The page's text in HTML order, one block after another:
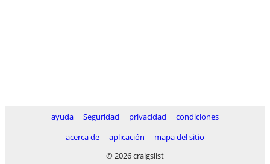
ayuda Seguridad privacidad
condiciones
acerca de
aplicación
mapa del sitio
© 2026 craigslist